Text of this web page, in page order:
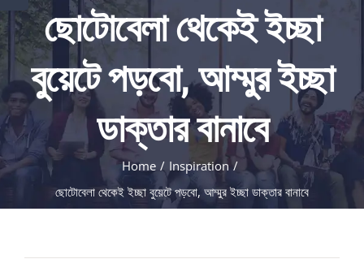
ছোটোবেলা থেকেই ইচ্ছা
বুয়েটে পড়বো, আম্মুর ইচ্ছা
ডাক্তার বানাবে
Home
Inspiration
ছোটোবেলা থেকেই ইচ্ছা বুয়েটে পড়বো, আম্মুর ইচ্ছা ডাক্তার বানাবে
Sliding
Bar
Area